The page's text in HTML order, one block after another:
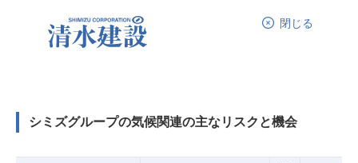
閉じる
シミズグループの気候関連の主なリスクと機会